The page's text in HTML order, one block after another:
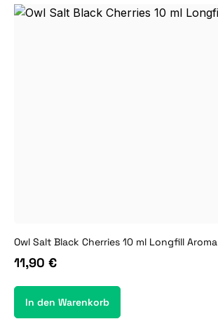
Owl Salt Black Cherries 10 ml Longfill Aroma
11,90 €
In den Warenkorb